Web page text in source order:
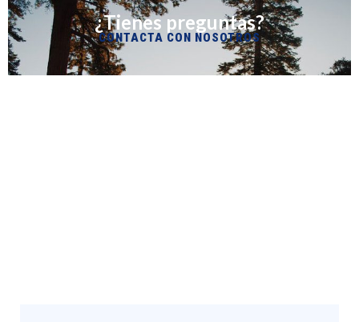
¿Tienes preguntas?
CONTACTA CON NOSOTROS